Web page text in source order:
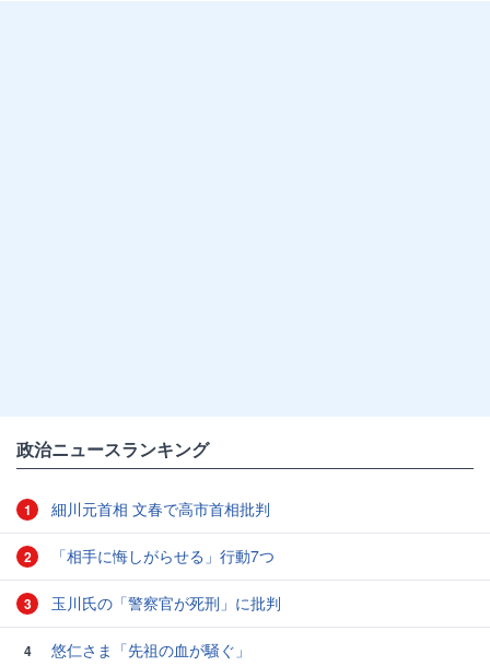
政治ニュースランキング
1 細川元首相 文春で高市首相批判
2 「相手に悔しがらせる」行動7つ
3 玉川氏の「警察官が死刑」に批判
4 悠仁さま「先祖の血が騒ぐ」